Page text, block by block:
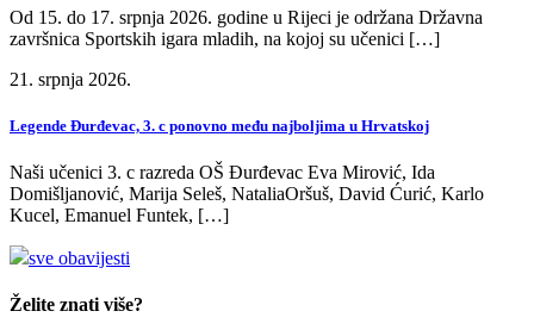
Od 15. do 17. srpnja 2026. godine u Rijeci je održana Državna
završnica Sportskih igara mladih, na kojoj su učenici […]
21. srpnja 2026.
Legende Đurđevac, 3. c ponovno među najboljima u Hrvatskoj
Naši učenici 3. c razreda OŠ Đurđevac Eva Mirović, Ida
Domišljanović, Marija Seleš, NataliaOršuš, David Ćurić, Karlo
Kucel, Emanuel Funtek, […]
sve obavijesti
Želite znati više?